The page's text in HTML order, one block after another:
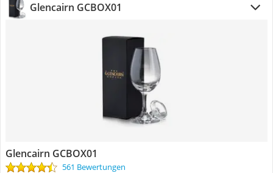
Glencairn GCBOX01
Glencairn GCBOX01
561 Bewertungen